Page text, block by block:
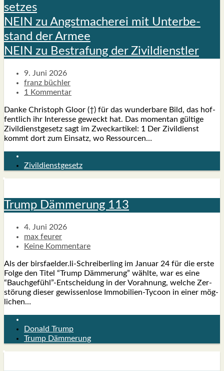
set­zes
NEIN zu Angst­ma­che­rei mit Unter­be­
stand der Armee
NEIN zu Bestra­fung der Zivil­dienst­ler
9. Juni 2026
franz büchler
1 Kommentar
Dan­ke Chris­toph Glo­or (†) für das wun­der­ba­re Bild, das hof­
fent­lich ihr Inter­es­se geweckt hat. Das momen­tan gül­ti­ge
Zivil­dienst­ge­setz sagt im Zweck­ar­ti­kel: 1 Der Zivil­dienst
kommt dort zum Ein­satz, wo Res­sour­cen…
Zivildienstgesetz
Trump Däm­me­rung 113
4. Juni 2026
max feurer
Keine Kommentare
Als der birsfaelder.li-Schreiberling im Janu­ar 24 für die ers­te
Fol­ge den Titel “Trump Däm­me­rung” wähl­te, war es eine
“Bauchgefühl”-Entscheidung in der Vor­ah­nung, wel­che Zer­
stö­rung die­ser gewis­sen­lo­se Immo­­bi­­li­en-Tycoon in einer mög­
li­chen…
Donald Trump
Trump Dämmerung